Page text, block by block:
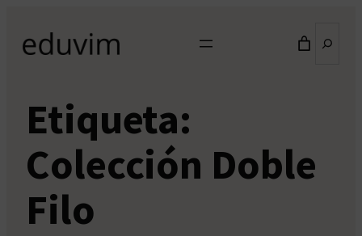
contenido
Etiqueta:
Colección Doble
Filo